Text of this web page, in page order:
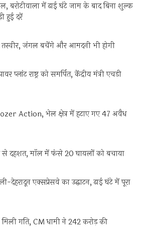
बरोटीवाला में ढाई घंटे जाम के बाद बिना शुल्क
हुई दरें
तस्वीर, जंगल बचेंगे और आमदनी भी होगी
प्लांट राष्ट्र को समर्पित, केंद्रीय मंत्री एचडी
Action, भेल क्षेत्र में हटाए गए 47 अवैध
से दहशत, मॉल में फंसे 20 घायलों को बचाया
देहरादून एक्सप्रेसवे का उद्घाटन, ढाई घंटे में पूरा
मिली गति, CM धामी ने 242 करोड़ की